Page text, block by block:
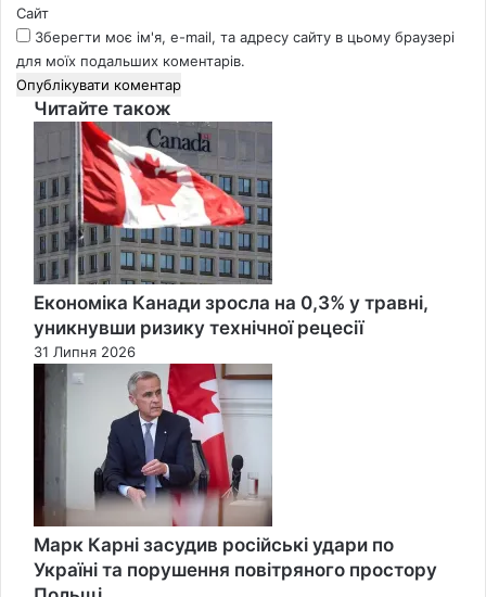
Сайт
Зберегти моє ім'я, e-mail, та адресу сайту в цьому браузері
для моїх подальших коментарів.
Читайте також
Економіка Канади зросла на 0,3% у травні,
уникнувши ризику технічної рецесії
31 Липня 2026
Марк Карні засудив російські удари по
Україні та порушення повітряного простору